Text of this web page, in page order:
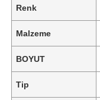
Renk
Malzeme
BOYUT
Tip